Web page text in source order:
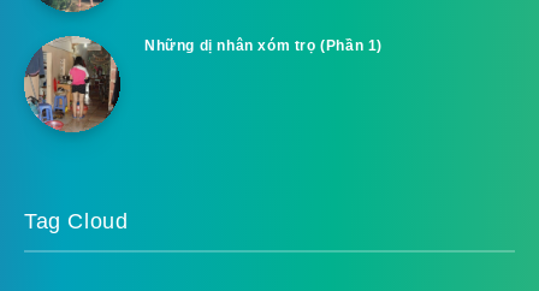
Những dị nhân xóm trọ (Phần 1)
Tag Cloud